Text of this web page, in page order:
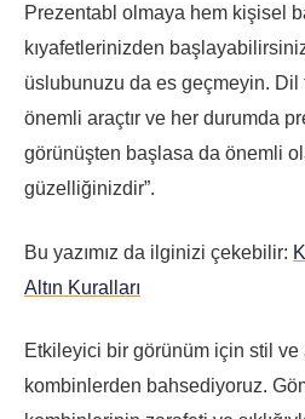
Prezentabl olmaya hem kişisel
kıyafetlerinizden
üslubunuzu da es geçmeyin. Dil
önemli araçtır ve her durumda
görünüşten başlasa da önemli
güzelliğinizdir”.
Bu yazımız da ilginizi çekebilir:
Altın Kuralları
Etkileyici bir görünüm için stil
kombinlerden bahsediyoruz.